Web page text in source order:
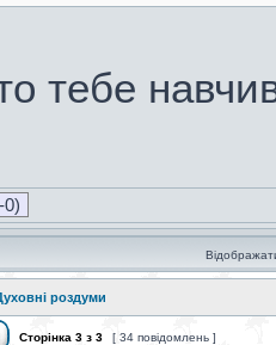
тебе
0)
роздуми
Сторінка 3 з 3 [ 34 повідомлень ]